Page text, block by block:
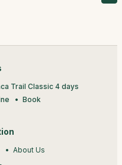
Trail Classic 4 days
Book
About Us